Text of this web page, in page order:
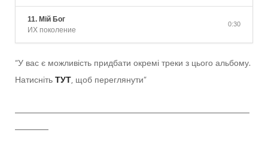
11. Мій Бог
ИХ поколение
0:30
“У вас є можливість придбати окремі треки з цього альбому.
Натисніть ТУТ, щоб переглянути”